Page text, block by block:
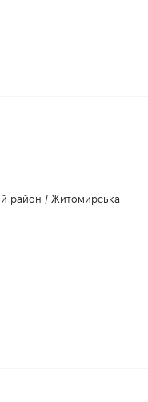
район / Житомирська